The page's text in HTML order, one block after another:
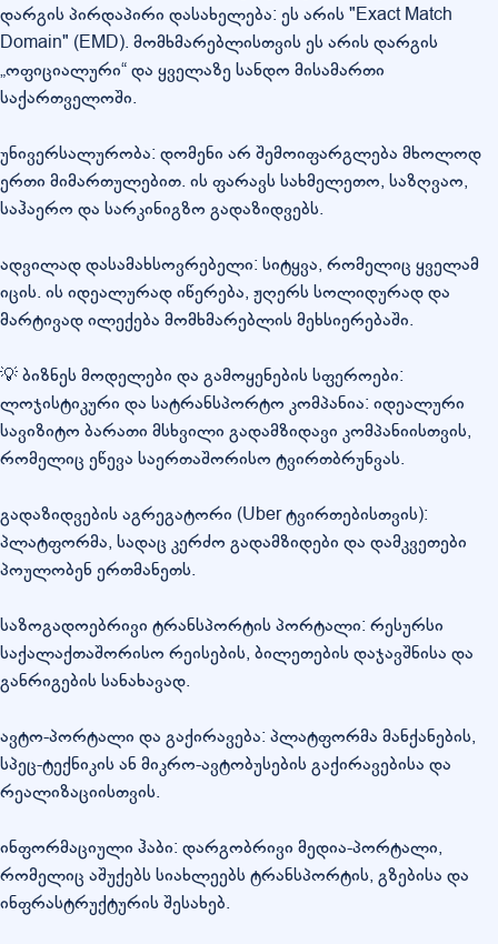
დარგის პირდაპირი დასახელება: ეს არის "Exact Match
Domain" (EMD). მომხმარებლისთვის ეს არის დარგის
„ოფიციალური“ და ყველაზე სანდო მისამართი
საქართველოში.
უნივერსალურობა: დომენი არ შემოიფარგლება მხოლოდ
ერთი მიმართულებით. ის ფარავს სახმელეთო, საზღვაო,
საჰაერო და სარკინიგზო გადაზიდვებს.
ადვილად დასამახსოვრებელი: სიტყვა, რომელიც ყველამ
იცის. ის იდეალურად იწერება, ჟღერს სოლიდურად და
მარტივად ილექება მომხმარებლის მეხსიერებაში.
💡 ბიზნეს მოდელები და გამოყენების სფეროები:
ლოჯისტიკური და სატრანსპორტო კომპანია: იდეალური
სავიზიტო ბარათი მსხვილი გადამზიდავი კომპანიისთვის,
რომელიც ეწევა საერთაშორისო ტვირთბრუნვას.
გადაზიდვების აგრეგატორი (Uber ტვირთებისთვის):
პლატფორმა, სადაც კერძო გადამზიდები და დამკვეთები
პოულობენ ერთმანეთს.
საზოგადოებრივი ტრანსპორტის პორტალი: რესურსი
საქალაქთაშორისო რეისების, ბილეთების დაჯავშნისა და
განრიგების სანახავად.
ავტო-პორტალი და გაქირავება: პლატფორმა მანქანების,
სპეც-ტექნიკის ან მიკრო-ავტობუსების გაქირავებისა და
რეალიზაციისთვის.
ინფორმაციული ჰაბი: დარგობრივი მედია-პორტალი,
რომელიც აშუქებს სიახლეებს ტრანსპორტის, გზებისა და
ინფრასტრუქტურის შესახებ.